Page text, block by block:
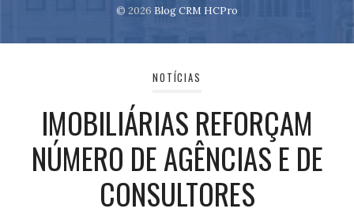
© 2026 Blog CRM HCPro
NOTÍCIAS
IMOBILIÁRIAS REFORÇAM
NÚMERO DE AGÊNCIAS E DE
CONSULTORES